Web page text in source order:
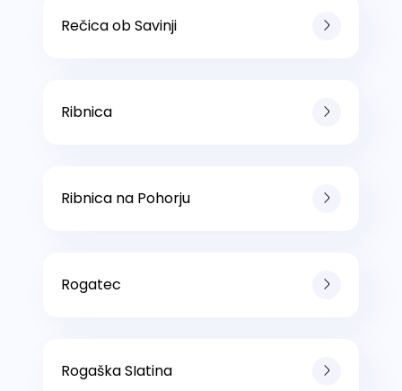
Rečica ob Savinji
Ribnica
Ribnica na Pohorju
Rogatec
Rogaška SIatina